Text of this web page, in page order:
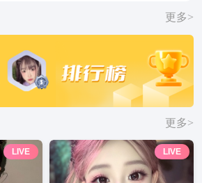
更多>
更多>
LIVE LIVE